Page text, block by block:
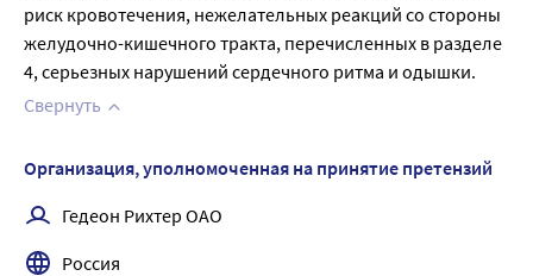
риск кровотечения, нежелательных реакций со стороны
желудочно-кишечного тракта, перечисленных в разделе
4, серьезных нарушений сердечного ритма и одышки.
Свернуть
Организация, уполномоченная на принятие претензий
Гедеон Рихтер ОАО
Россия